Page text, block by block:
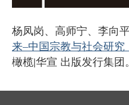
杨凤岗、高师宁、李向
来–中国宗教与社会研
橄榄|华宣 出版发行集团。